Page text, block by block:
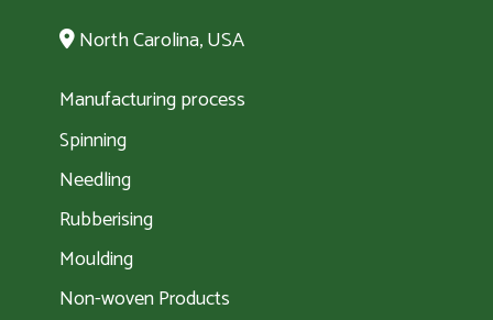
North Carolina, USA
Manufacturing process
Spinning
Needling
Rubberising
Moulding
Non-woven Products